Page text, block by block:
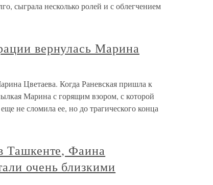
сыграла несколько ролей и с облегчением
вернулась Марина
Цветаева. Когда Раневская пришла к
Марина с горящим взором, с которой
не сломила ее, но до трагического конца
Ташкенте, Фаина
очень близкими